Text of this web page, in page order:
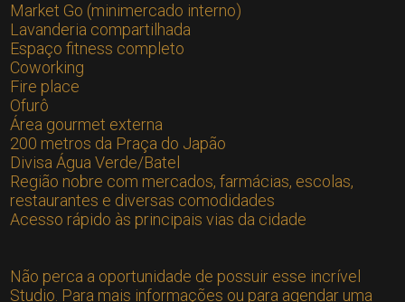
Market Go (minimercado interno)
Lavanderia compartilhada
Espaço fitness completo
Coworking
Fire place
Ofurô
Área gourmet externa
200 metros da Praça do Japão
Divisa Água Verde/Batel
Região nobre com mercados, farmácias, escolas,
restaurantes e diversas comodidades
Acesso rápido às principais vias da cidade
Não perca a oportunidade de possuir esse incrível
Studio. Para mais informações ou para agendar uma